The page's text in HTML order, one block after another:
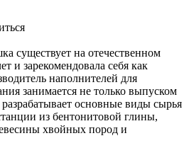
существует на отечественном
и зарекомендовала себя как
наполнителей для
занимается не только выпуском
основные виды сырья
из бентонитовой глины,
хвойных пород и